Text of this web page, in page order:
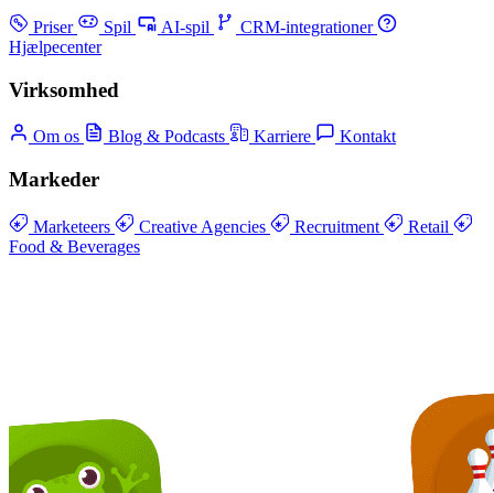
Priser Spil AI-spil
CRM-integrationer
Hjælpecenter
Virksomhed
Om os Blog & Podcasts Karriere Kontakt
Markeder
Marketeers Creative Agencies Recruitment
Retail
Food & Beverages